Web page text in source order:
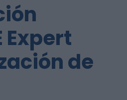
Expert
de